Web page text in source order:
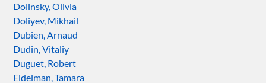
Dolinsky, Olivia
Doliyev, Mikhail
Dubien, Arnaud
Dudin, Vitaliy
Duguet, Robert
Eidelman, Tamara